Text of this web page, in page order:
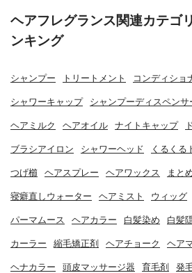
ヘアフレグランス関連カテゴ
ンキング
シャンプー トリートメント コンディショ
シャワーキャップ シャンプーディスペンサ
ヘアミルク ヘアオイル ナイトキャップ
ブラシアイロン シャワーヘッド くるくる
つげ櫛 ヘアスプレー ヘアワックス まと
寝癖直しウォーター ヘアミスト ウィッグ
パーマムース ヘアカラー 白髪染め 白髪
カーラー 縮毛矯正剤 ヘアチョーク ヘア
ヘナカラー 頭皮マッサージ器 育毛剤 発